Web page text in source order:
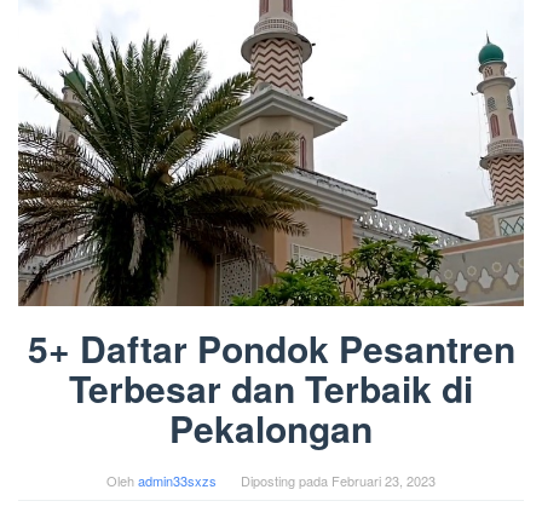
5+ Daftar Pondok Pesantren
Terbesar dan Terbaik di
Pekalongan
Olehadmin33sxzs Diposting pada Februari 23, 2023